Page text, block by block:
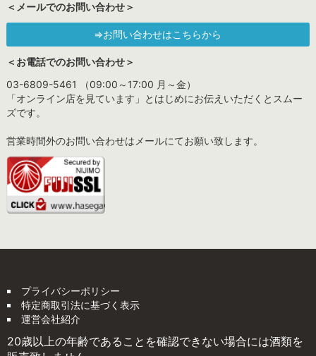
＜メールでのお問い合わせ＞
⇒お問い合わせはこちらから
＜お電話でのお問い合わせ＞
03-6809-5461 （09:00～17:00 月～金）
「オンライン店を見ています」とはじめにお伝えいただくとスムー
ズです。
営業時間外のお問い合わせはメールにてお願い致します。
プライバシーポリシー
特定商取引法に基づく表示
運営会社紹介
20歳以上の年齢であることを確認できない場合には酒類を